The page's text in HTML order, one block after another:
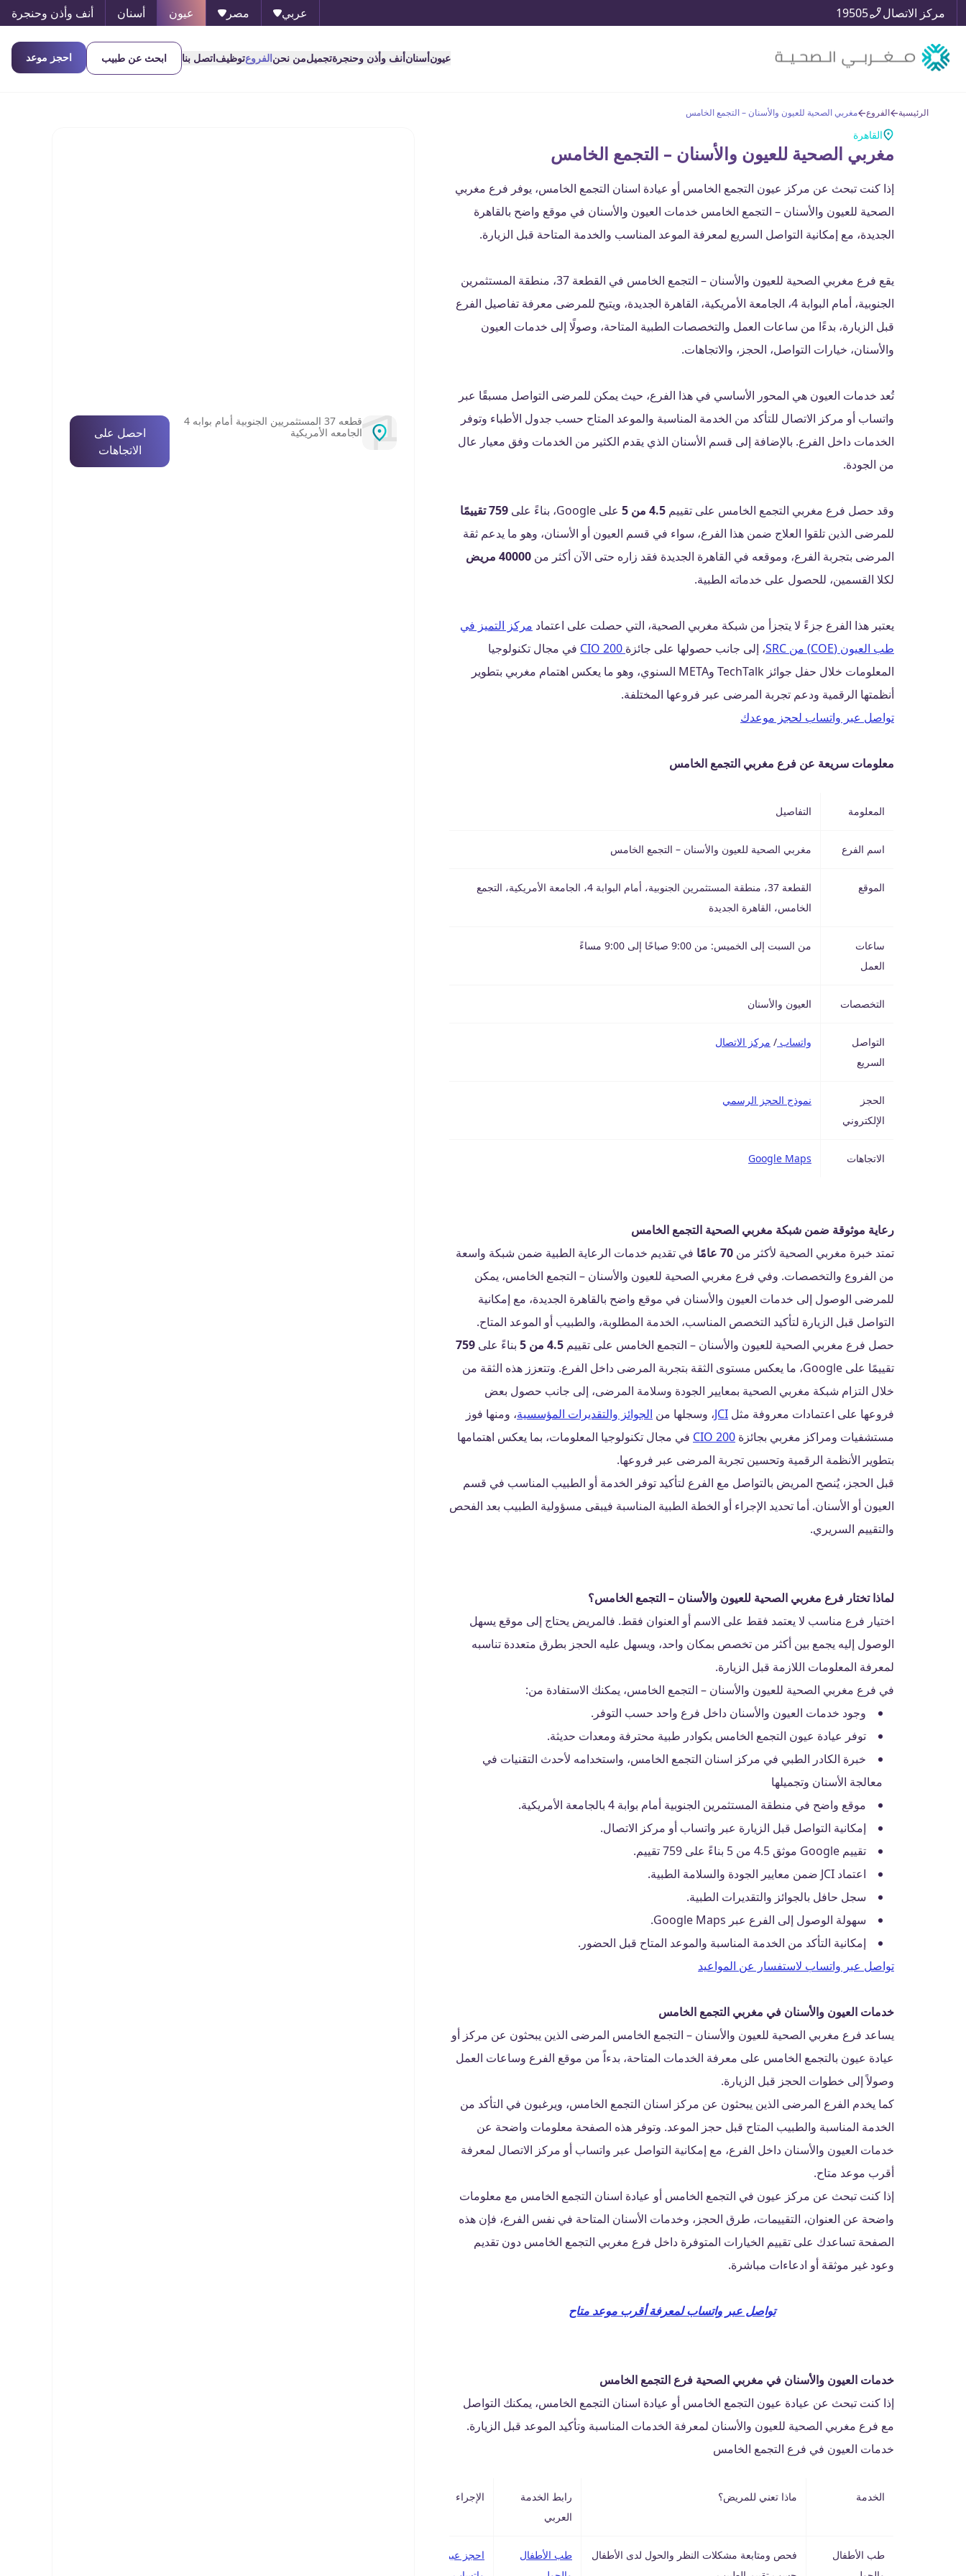
مركز الاتصال 19505 عربي مصر عيون أسنان أنف وأذن وحنجرة
عيونأسنانأنف وأذن وحنجرةتجميلمن نحنالفروعتوظيفاتصل بنا ابحث عن طبيب احجز موعد
الرئيسية الفروع مغربي الصحية للعيون والأسنان – التجمع الخامس
القاهرة
مغربي الصحية للعيون والأسنان – التجمع الخامس
إذا كنت تبحث عن مركز عيون التجمع الخامس أو عيادة اسنان التجمع الخامس، يوفر فرع مغربي
الصحية للعيون والأسنان – التجمع الخامس خدمات العيون والأسنان في موقع واضح بالقاهرة
الجديدة، مع إمكانية التواصل السريع لمعرفة الموعد المناسب والخدمة المتاحة قبل الزيارة.
يقع فرع مغربي الصحية للعيون والأسنان – التجمع الخامس في القطعة 37، منطقة المستثمرين
الجنوبية، أمام البوابة 4، الجامعة الأمريكية، القاهرة الجديدة، ويتيح للمرضى معرفة تفاصيل الفرع
قبل الزيارة، بدءًا من ساعات العمل والتخصصات الطبية المتاحة، وصولًا إلى خدمات العيون
والأسنان، خيارات التواصل، الحجز، والاتجاهات.
تُعد خدمات العيون هي المحور الأساسي في هذا الفرع، حيث يمكن للمرضى التواصل مسبقًا عبر
واتساب أو مركز الاتصال للتأكد من الخدمة المناسبة والموعد المتاح حسب جدول الأطباء وتوفر
الخدمات داخل الفرع. بالإضافة إلى قسم الأسنان الذي يقدم الكثير من الخدمات وفق معيار عال
من الجودة.
وقد حصل فرع مغربي التجمع الخامس على تقييم على Google، بناءً على
للمرضى الذين تلقوا العلاج ضمن هذا الفرع، سواء في قسم العيون أو الأسنان، وهو ما يدعم ثقة
المرضى بتجربة الفرع، وموقعه في القاهرة الجديدة فقد زاره حتى الآن أكثر من
لكلا القسمين، للحصول على خدماته الطبية.
يعتبر هذا الفرع جزءً لا يتجزأ من شبكة مغربي الصحية، التي حصلت على اعتماد مركز التميز في
طب العيون (COE) من SRC
، إلى جانب حصولها على جائزة
في مجال تكنولوجيا
المعلومات خلال حفل جوائز TechTalk وMETA السنوي، وهو ما يعكس اهتمام مغربي بتطوير
أنظمتها الرقمية ودعم تجربة المرضى عبر فروعها المختلفة.
تواصل عبر واتساب لحجز موعدك
معلومات سريعة عن فرع مغربي التجمع الخامس
المعلومة التفاصيل
اسم الفرع مغربي الصحية للعيون والأسنان – التجمع الخامس
الموقع
القطعة 37، منطقة المستثمرين الجنوبية، أمام البوابة 4، الجامعة الأمريكية، التجمع
الخامس، القاهرة الجديدة
ساعات
العمل
من السبت إلى الخميس: من 9:00 صباحًا إلى 9:00 مساءً
التخصصات العيون والأسنان
التواصل
السريع
واتساب / مركز الاتصال
الحجز
الإلكتروني
نموذج الحجز الرسمي
الاتجاهات Google Maps
رعاية موثوقة ضمن شبكة مغربي الصحية التجمع الخامس
تمتد خبرة مغربي الصحية لأكثر من 70 عامًا
في تقديم خدمات الرعاية الطبية ضمن شبكة واسعة
من الفروع والتخصصات. وفي فرع مغربي الصحية للعيون والأسنان – التجمع الخامس، يمكن
للمرضى الوصول إلى خدمات العيون والأسنان في موقع واضح بالقاهرة الجديدة، مع إمكانية
التواصل قبل الزيارة لتأكيد التخصص المناسب، الخدمة المطلوبة، والطبيب أو الموعد المتاح.
حصل فرع مغربي الصحية للعيون والأسنان – التجمع الخامس على تقييم 4.5 من 5 بناءً على 759
تقييمًا على Google، ما يعكس مستوى الثقة بتجربة المرضى داخل الفرع. وتتعزز هذه الثقة من
خلال التزام شبكة مغربي الصحية بمعايير الجودة وسلامة المرضى، إلى جانب حصول بعض
فروعها على اعتمادات معروفة مثل JCI، وسجلها من الجوائز والتقديرات المؤسسية، ومنها فوز
مستشفيات ومراكز مغربي بجائزة CIO 200 في مجال تكنولوجيا المعلومات، بما يعكس اهتمامها
بتطوير الأنظمة الرقمية وتحسين تجربة المرضى عبر فروعها.
قبل الحجز، يُنصح المريض بالتواصل مع الفرع لتأكيد توفر الخدمة أو الطبيب المناسب في قسم
العيون أو الأسنان. أما تحديد الإجراء أو الخطة الطبية المناسبة فيبقى مسؤولية الطبيب بعد الفحص
والتقييم السريري.
لماذا تختار فرع مغربي الصحية للعيون والأسنان – التجمع الخامس؟
اختيار فرع مناسب لا يعتمد فقط على الاسم أو العنوان فقط. فالمريض يحتاج إلى موقع يسهل
الوصول إليه يجمع بين أكثر من تخصص بمكان واحد، ويسهل عليه الحجز بطرق متعددة تناسبه
لمعرفة المعلومات اللازمة قبل الزيارة.
في فرع مغربي الصحية للعيون والأسنان – التجمع الخامس، يمكنك الاستفادة من:
وجود خدمات العيون والأسنان داخل فرع واحد حسب التوفر.
توفر عيادة عيون التجمع الخامس بكوادر طبية محترفة ومعدات حديثة.
خبرة الكادر الطبي في مركز اسنان التجمع الخامس، واستخدامه لأحدث التقنيات في
معالجة الأسنان وتجميلها
موقع واضح في منطقة المستثمرين الجنوبية أمام بوابة 4 بالجامعة الأمريكية.
إمكانية التواصل قبل الزيارة عبر واتساب أو مركز الاتصال.
تقييم Google موثق 4.5 من 5 بناءً على 759 تقييم.
اعتماد JCI ضمن معايير الجودة والسلامة الطبية.
سجل حافل بالجوائز والتقديرات الطبية.
سهولة الوصول إلى الفرع عبر Google Maps.
إمكانية التأكد من الخدمة المناسبة والموعد المتاح قبل الحضور.
تواصل عبر واتساب لاستفسار عن المواعيد
خدمات العيون والأسنان في مغربي التجمع الخامس
يساعد فرع مغربي الصحية للعيون والأسنان – التجمع الخامس المرضى الذين يبحثون عن مركز أو
عيادة عيون بالتجمع الخامس على معرفة الخدمات المتاحة، بدءاً من موقع الفرع وساعات العمل
وصولاً إلى خطوات الحجز قبل الزيارة.
كما يخدم الفرع المرضى الذين يبحثون عن مركز اسنان التجمع الخامس، ويرغبون في التأكد من
الخدمة المناسبة والطبيب المتاح قبل حجز الموعد. وتوفر هذه الصفحة معلومات واضحة عن
خدمات العيون والأسنان داخل الفرع، مع إمكانية التواصل عبر واتساب أو مركز الاتصال لمعرفة
أقرب موعد متاح.
إذا كنت تبحث عن مركز عيون في التجمع الخامس أو عيادة اسنان التجمع الخامس مع معلومات
واضحة عن العنوان، التقييمات، طرق الحجز، وخدمات الأسنان المتاحة في نفس الفرع، فإن هذه
الصفحة تساعدك على تقييم الخيارات المتوفرة داخل فرع مغربي التجمع الخامس دون تقديم
وعود غير موثقة أو ادعاءات مباشرة.
تواصل عبر واتساب لمعرفة أقرب موعد متاح
خدمات العيون والأسنان في مغربي الصحية فرع التجمع الخامس
إذا كنت تبحث عن عيادة عيون التجمع الخامس أو عيادة اسنان التجمع الخامس، يمكنك التواصل
مع فرع مغربي الصحية للعيون والأسنان لمعرفة الخدمات المناسبة وتأكيد الموعد قبل الزيارة.
خدمات العيون في فرع التجمع الخامس
الخدمة ماذا تعني للمريض؟
رابط الخدمة
العربي
الإجراء
طب الأطفال
فحص ومتابعة مشكلات النظر والحول لدى الأطفال
طب الأطفال
احجز عبر
قطعه 37 المستثمريين الجنوبية أمام بوابه 4
الجامعه الأمريكية
احصل على
الاتجاهات